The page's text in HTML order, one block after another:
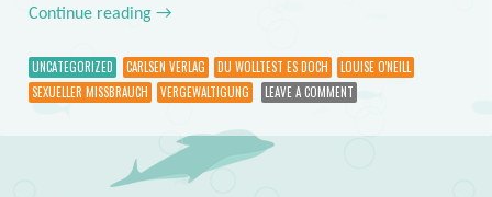
Continue reading →
UNCATEGORIZED CARLSEN VERLAG DU WOLLTEST ES DOCH
LOUISE O'NEILL
SEXUELLER MISSBRAUCH
VERGEWALTIGUNG LEAVE A COMMENT